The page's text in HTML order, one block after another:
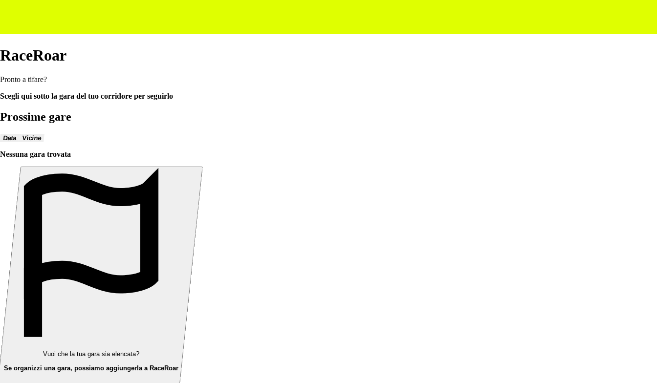
RaceRoar
Pronto a tifare?
Scegli qui sotto la gara del tuo corridore per seguirlo
Prossime gare
Data Vicine
Nessuna gara trovata
Vuoi che la tua gara sia elencata?
Se organizzi una gara, possiamo aggiungerla a RaceRoar